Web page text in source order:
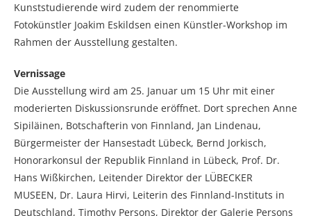
Kunststudierende wird zudem der renommierte
Fotokünstler Joakim Eskildsen einen Künstler-Workshop im
Rahmen der Ausstellung gestalten.
Vernissage
Die Ausstellung wird am 25. Januar um 15 Uhr mit einer
moderierten Diskussionsrunde eröffnet. Dort sprechen Anne
Sipiläinen, Botschafterin von Finnland, Jan Lindenau,
Bürgermeister der Hansestadt Lübeck, Bernd Jorkisch,
Honorarkonsul der Republik Finnland in Lübeck, Prof. Dr.
Hans Wißkirchen, Leitender Direktor der LÜBECKER
MUSEEN, Dr. Laura Hirvi, Leiterin des Finnland-Instituts in
Deutschland, Timothy Persons, Direktor der Galerie Persons